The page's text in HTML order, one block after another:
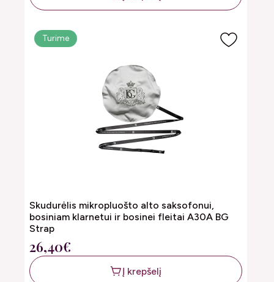
Turime
Skudurėlis mikropluošto alto saksofonui,
bosiniam klarnetui ir bosinei fleitai A30A BG
Strap
26,40€
Į krepšelį